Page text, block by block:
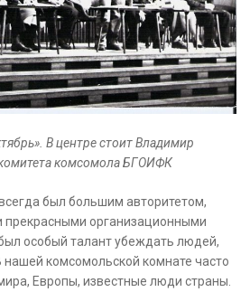
В центре стоит Владимир
комсомола БГОИФК
был большим авторитетом,
прекрасными организационными
особый талант убеждать людей,
комсомольской комнате часто
Европы, известные люди страны.